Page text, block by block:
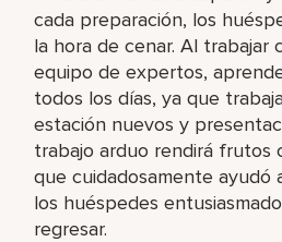
cada preparación, los
la hora de cenar. Al trabajar
equipo de expertos,
todos los días, ya que
estación nuevos y
trabajo arduo rendirá frutos
que cuidadosamente ayudó
los huéspedes
regresar.